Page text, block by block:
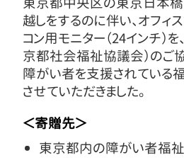
越しをするのに伴い、オフィ
コン用モニター（24インチ）
京都社会福祉協議会）のご
障がい者を支援されている
させていただきました。
＜寄贈先＞
東京都内の障がい者福